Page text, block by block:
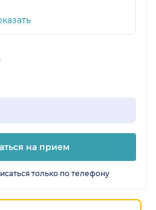
на прием
только по телефону